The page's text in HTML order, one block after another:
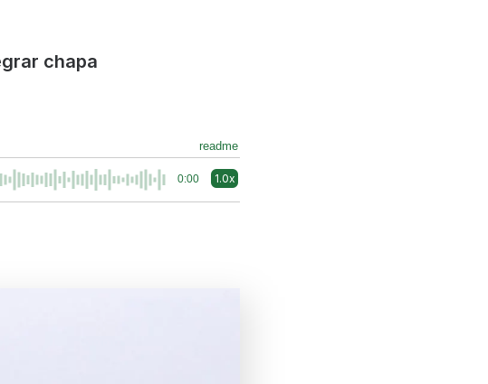
chapa
readme
0:00 1.0x